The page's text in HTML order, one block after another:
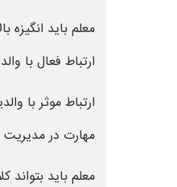
معلم باید
ارتباط فعال با
ارتباط موثر با
مهارت در
معلم باید